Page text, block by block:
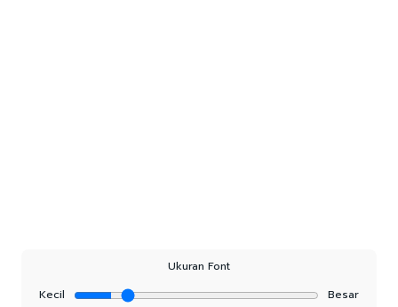
Ukuran Font
Kecil
Besar